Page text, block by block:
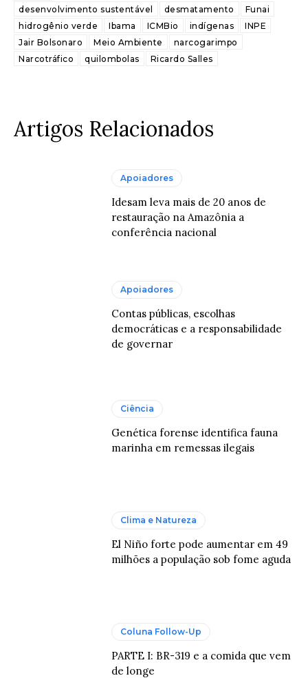
desenvolvimento sustentável
desmatamento
Funai
hidrogênio verde
Ibama ICMBio indígenas
INPE
Jair Bolsonaro
Meio Ambiente
narcogarimpo
Narcotráfico
quilombolas Ricardo Salles
Artigos Relacionados
Apoiadores
Idesam leva mais de 20 anos de
restauração na Amazônia a
conferência nacional
Apoiadores
Contas públicas, escolhas
democráticas e a responsabilidade
de governar
Ciência
Genética forense identifica fauna
marinha em remessas ilegais
Clima e Natureza
El Niño forte pode aumentar em 49
milhões a população sob fome aguda
Coluna Follow-Up
PARTE I: BR-319 e a comida que vem
de longe